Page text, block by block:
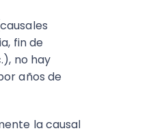
fin de
no hay
años de
la causal